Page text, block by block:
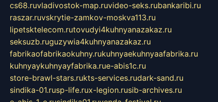
cs68.ruvladivostok-map.ruvideo-seks.rubankaribi.ru
raszar.ruvskrytie-zamkov-moskva113.ru
lipetsktelecom.rutovudyi4kuhnyanazakaz.ru
seksuzb.ruguzywia4kuhnyanazakaz.ru
fabrikaofabrikaokuhny.rukuhnyaekuhnyaafabrika.ru
kuhnyaykuhnyayfabrika.rue-abis1c.ru
store-brawl-stars.rukts-services.rudark-sand.ru
sindika-01.rusp-life.rux-legion.rusib-archives.ru